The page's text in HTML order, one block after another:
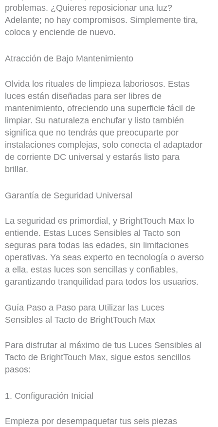
problemas. ¿Quieres reposicionar una luz?
Adelante; no hay compromisos. Simplemente tira,
coloca y enciende de nuevo.
Atracción de Bajo Mantenimiento
Olvida los rituales de limpieza laboriosos. Estas
luces están diseñadas para ser libres de
mantenimiento, ofreciendo una superficie fácil de
limpiar. Su naturaleza enchufar y listo también
significa que no tendrás que preocuparte por
instalaciones complejas, solo conecta el adaptador
de corriente DC universal y estarás listo para
brillar.
Garantía de Seguridad Universal
La seguridad es primordial, y BrightTouch Max lo
entiende. Estas Luces Sensibles al Tacto son
seguras para todas las edades, sin limitaciones
operativas. Ya seas experto en tecnología o averso
a ella, estas luces son sencillas y confiables,
garantizando tranquilidad para todos los usuarios.
Guía Paso a Paso para Utilizar las Luces
Sensibles al Tacto de BrightTouch Max
Para disfrutar al máximo de tus Luces Sensibles al
Tacto de BrightTouch Max, sigue estos sencillos
pasos:
1. Configuración Inicial
Empieza por desempaquetar tus seis piezas